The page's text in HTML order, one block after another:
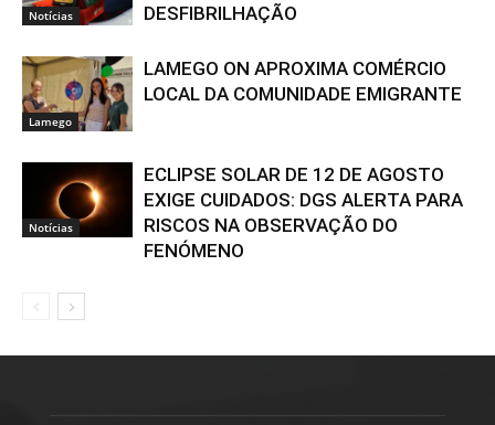
Notícias
DESFIBRILHAÇÃO
Lamego
LAMEGO ON APROXIMA COMÉRCIO
LOCAL DA COMUNIDADE EMIGRANTE
Notícias
ECLIPSE SOLAR DE 12 DE AGOSTO
EXIGE CUIDADOS: DGS ALERTA PARA
RISCOS NA OBSERVAÇÃO DO
FENÓMENO